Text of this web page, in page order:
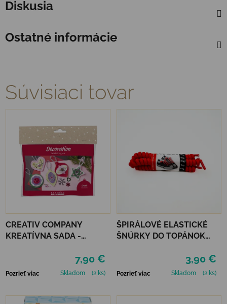
Diskusia
Ostatné informácie
Súvisiaci tovar
CREATIV COMPANY
KREATÍVNA SADA -
7,90 €
Pozrieť viac Skladom (2 ks)
ŠPIRÁLOVÉ ELASTICKÉ
ŠNÚRKY DO TOPÁNOK
3,90 €
Pozrieť viac Skladom (2 ks)